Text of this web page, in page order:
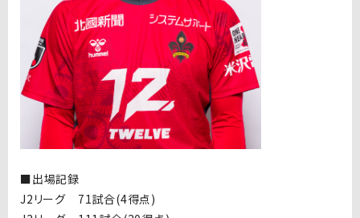
■出場記録
J2リーグ 71試合(4得点)